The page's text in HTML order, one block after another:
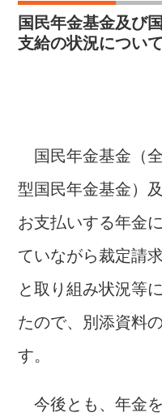
国民年金基金及び
支給の状況について
国民年金基金（
型国民年金基金）
お支払いする年金
ていながら裁定請
と取り組み状況等
たので、別添資料
す。
今後とも、年金